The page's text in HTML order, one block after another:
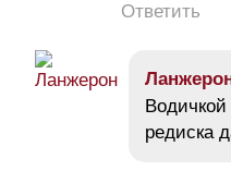
Ответить
редиска